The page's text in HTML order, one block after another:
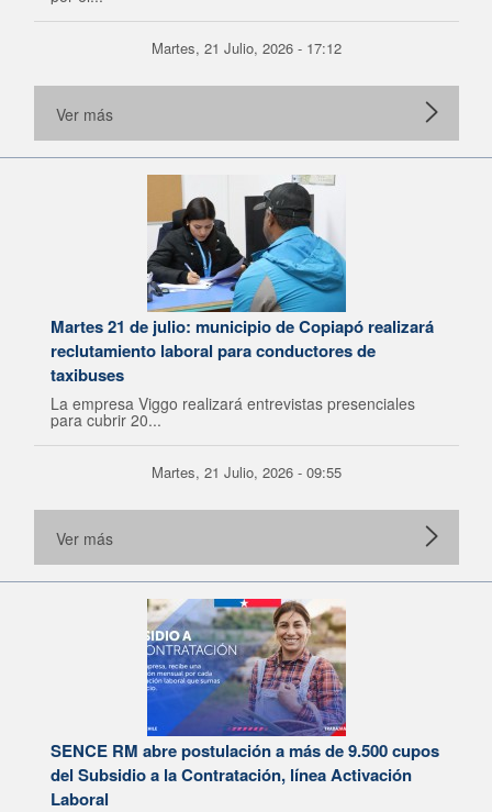
Martes, 21 Julio, 2026 - 17:12
Ver más
Martes 21 de julio: municipio de Copiapó realizará
reclutamiento laboral para conductores de
taxibuses
La empresa Viggo realizará entrevistas presenciales
para cubrir 20...
Martes, 21 Julio, 2026 - 09:55
Ver más
SENCE RM abre postulación a más de 9.500 cupos
del Subsidio a la Contratación, línea Activación
Laboral